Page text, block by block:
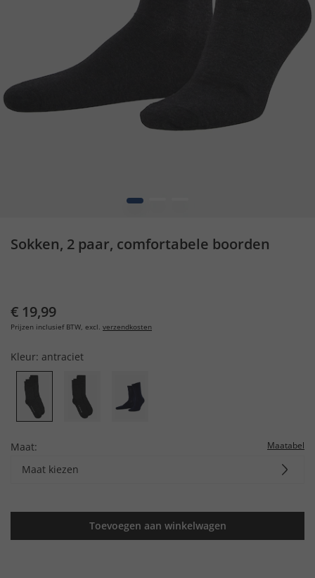
1
Sokken, 2 paar, comfortabele boorden
€ 19,99
Prijzen inclusief BTW, excl. verzendkosten
Kleur: antraciet
Maat: Maatabel
Maat kiezen
Toevoegen aan winkelwagen